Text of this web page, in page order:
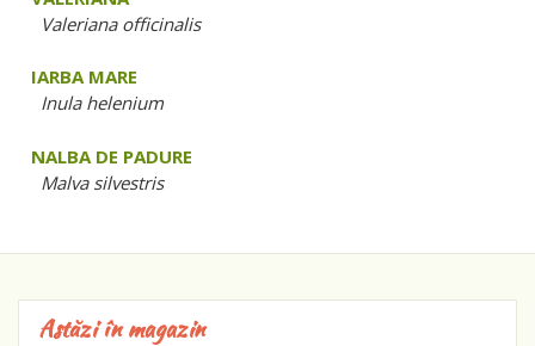
Valeriana officinalis
IARBA MARE
Inula helenium
NALBA DE PADURE
Malva silvestris
Astăzi în magazin